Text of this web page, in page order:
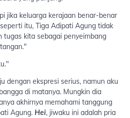
jika keluarga kerajaan benar-benar
itu, Tiga Adipati Agung tidak
tugas kita sebagai penyeimbang
dengan ekspresi serius, namun aku
di matanya. Mungkin dia
akhirnya memahami tanggung
Agung. Hei, jiwaku ini adalah pria